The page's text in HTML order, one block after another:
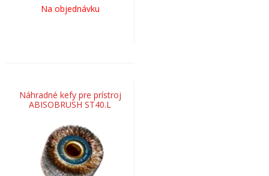
Na objednávku
Náhradné kefy pre prístroj
ABISOBRUSH ST40.L